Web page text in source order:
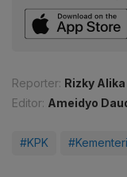
Reporter: Rizky Alika
Editor: Ameidyo
#KPK